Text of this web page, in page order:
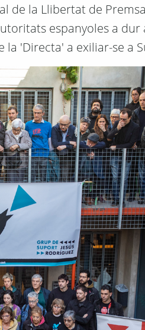
de la Llibertat de
espanyoles a dur
'Directa' a exiliar-se a